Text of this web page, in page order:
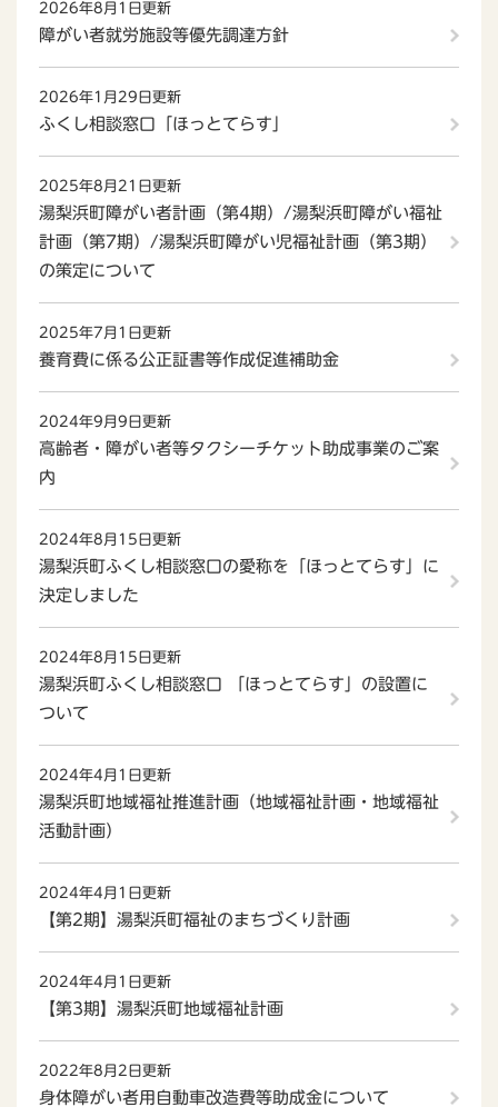
2026年8月1日更新
障がい者就労施設等優先調達方針
2026年1月29日更新
ふくし相談窓口「ほっとてらす」
2025年8月21日更新
湯梨浜町障がい者計画（第4期）/湯梨浜町障がい福祉
計画（第7期）/湯梨浜町障がい児福祉計画（第3期）
の策定について
2025年7月1日更新
養育費に係る公正証書等作成促進補助金
2024年9月9日更新
高齢者・障がい者等タクシーチケット助成事業のご案
内
2024年8月15日更新
湯梨浜町ふくし相談窓口の愛称を「ほっとてらす」に
決定しました
2024年8月15日更新
湯梨浜町ふくし相談窓口 「ほっとてらす」の設置に
ついて
2024年4月1日更新
湯梨浜町地域福祉推進計画（地域福祉計画・地域福祉
活動計画）
2024年4月1日更新
【第2期】湯梨浜町福祉のまちづくり計画
2024年4月1日更新
【第3期】湯梨浜町地域福祉計画
2022年8月2日更新
身体障がい者用自動車改造費等助成金について